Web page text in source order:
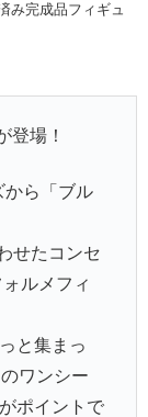
み完成品フィギュ
登場！
から「ブル
せたコンセ
ルメフィ
と集まっ
ワンシー
ポイントで